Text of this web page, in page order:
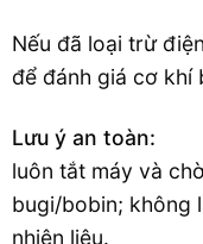
Nếu đã loại trừ
để đánh giá cơ khí
Lưu ý an toàn:
luôn tắt máy và
bugi/bobin; không
nhiên liệu.